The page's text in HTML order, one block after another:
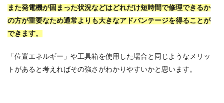
また発電機が固まった状況などはどれだけ短時間で修理できるか
の方が重要なため通常よりも大きなアドバンテージを得ることが
できます。
「位置エネルギー」や工具箱を使用した場合と同じようなメリッ
トがあると考えればその強さがわかりやすいかと思います。